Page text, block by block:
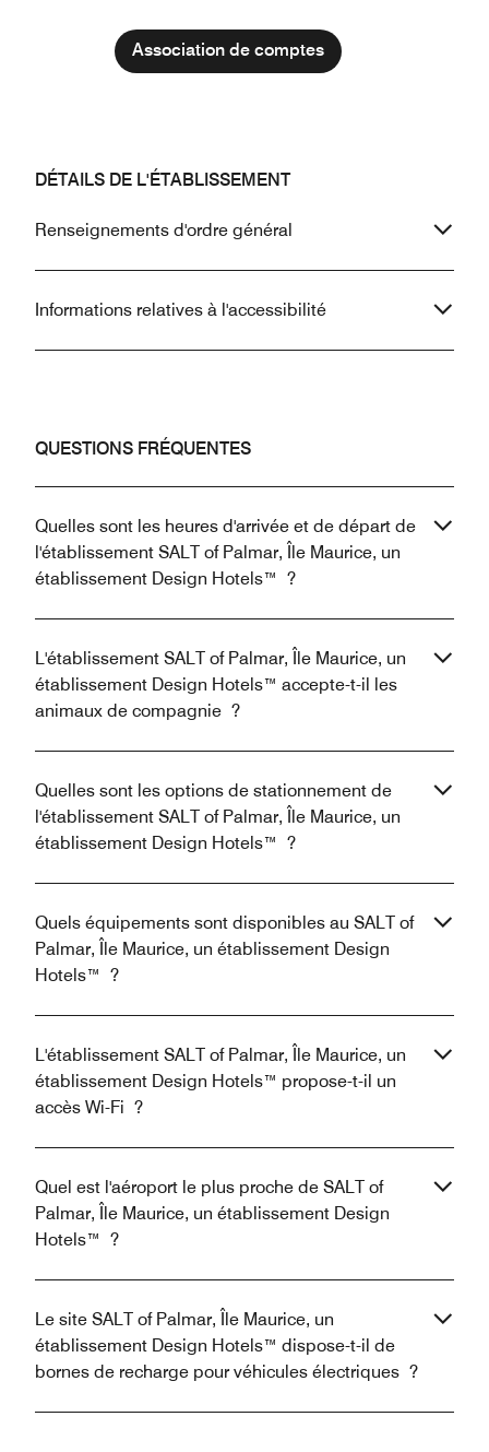
Association de comptes
DÉTAILS DE L'ÉTABLISSEMENT
Renseignements d'ordre général
Informations relatives à l'accessibilité
QUESTIONS FRÉQUENTES
Quelles sont les heures d'arrivée et de départ de
l'établissement SALT of Palmar, Île Maurice, un
établissement Design Hotels™ ?
L'établissement SALT of Palmar, Île Maurice, un
établissement Design Hotels™ accepte-t-il les
animaux de compagnie ?
Quelles sont les options de stationnement de
l'établissement SALT of Palmar, Île Maurice, un
établissement Design Hotels™ ?
Quels équipements sont disponibles au SALT of
Palmar, Île Maurice, un établissement Design
Hotels™ ?
L'établissement SALT of Palmar, Île Maurice, un
établissement Design Hotels™ propose-t-il un
accès Wi-Fi ?
Quel est l'aéroport le plus proche de SALT of
Palmar, Île Maurice, un établissement Design
Hotels™ ?
Le site SALT of Palmar, Île Maurice, un
établissement Design Hotels™ dispose-t-il de
bornes de recharge pour véhicules électriques ?